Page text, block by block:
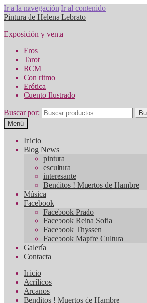
Ir a la navegación Ir al contenido
Pintura de Helena Lebrato
Exposición y venta
Eros
Tarot
RCM
Con ritmo
Erótica
Cuento Ilustrado
Buscar por:
Menú
Inicio
Blog News
pintura
escultura
interesante
Benditos ! Muertos de Hambre
Música
Facebook
Facebook Prado
Facebook Reina Sofia
Facebook Thyssen
Facebook Mapfre Cultura
Galería
Contacta
Inicio
Acrílicos
Arcanos
Benditos ! Muertos de Hambre